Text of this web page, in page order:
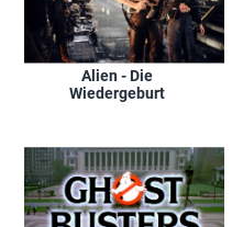
Alien - Die
Wiedergeburt